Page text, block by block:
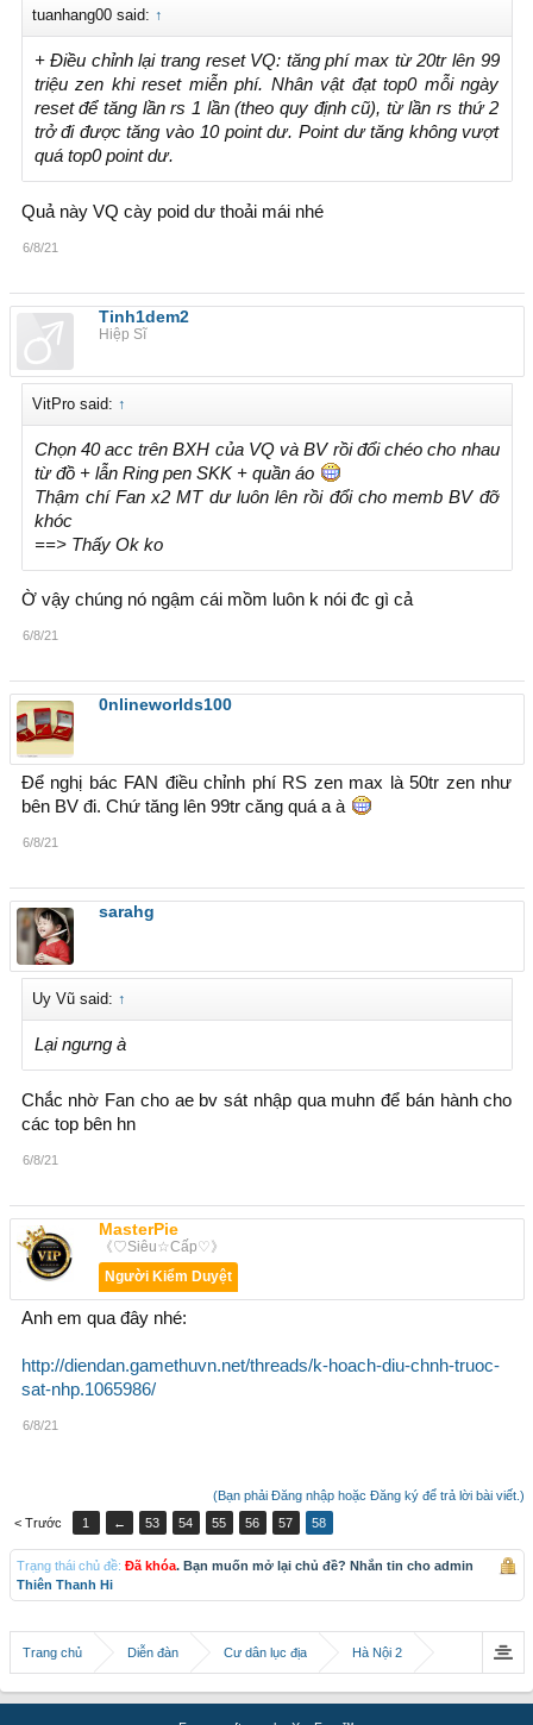
tuanhang00 said: ↑
+ Điều chỉnh lại trang reset VQ: tăng phí max từ 20tr lên 99
triệu zen khi reset miễn phí. Nhân vật đạt top0 mỗi ngày
reset để tăng lần rs 1 lần (theo quy định cũ), từ lần rs thứ 2
trở đi được tăng vào 10 point dư. Point dư tăng không vượt
quá top0 point dư.
Quả này VQ cày poid dư thoải mái nhé
6/8/21
Tinh1dem2
Hiệp Sĩ
VitPro said: ↑
Chọn 40 acc trên BXH của VQ và BV rồi đổi chéo cho nhau
từ đồ + lẫn Ring pen SKK + quần áo
Thậm chí Fan x2 MT dư luôn lên rồi đổi cho memb BV đỡ
khóc
==> Thấy Ok ko
Ờ vậy chúng nó ngậm cái mồm luôn k nói đc gì cả
6/8/21
0nlineworlds100
Để nghị bác FAN điều chỉnh phí RS zen max là 50tr zen như
bên BV đi. Chứ tăng lên 99tr căng quá a à
6/8/21
sarahg
Uy Vũ said: ↑
Lại ngưng à
Chắc nhờ Fan cho ae bv sát nhập qua muhn để bán hành cho
các top bên hn
6/8/21
MasterPie
《♡Siêu☆Cấp♡》
Người Kiểm Duyệt
Anh em qua đây nhé:
http://diendan.gamethuvn.net/threads/k-hoach-diu-chnh-truoc-
sat-nhp.1065986/
6/8/21
(Bạn phải Đăng nhập hoặc Đăng ký để trả lời bài viết.)
< Trước
1 ← 53 54 55 56 57 58
Trạng thái chủ đề: Đã khóa. Bạn muốn mở lại chủ đề? Nhắn tin cho admin
Thiên Thanh Hi
Trang chủ Diễn đàn Cư dân lục địa Hà Nội 2